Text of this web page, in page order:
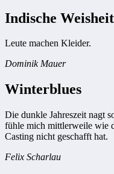
Indische Weisheit
Leute machen Kleider.
Dominik Mauer
Winterblues
Die dunkle Jahreszeit nagt
fühle mich mittlerweile wie
Casting nicht geschafft hat.
Felix Scharlau